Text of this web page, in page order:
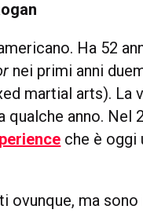
Ha 52
nei primi anni
martial arts). La
qualche anno. Nel
che è oggi
ma sono